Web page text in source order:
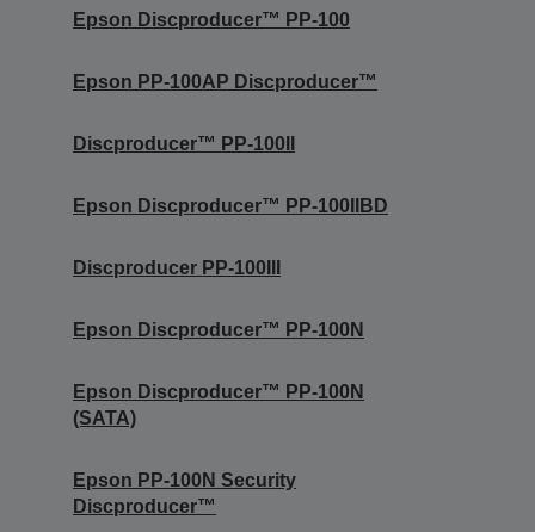
Epson Discproducer™ PP-100
Epson PP-100AP Discproducer™
Discproducer™ PP-100II
Epson Discproducer™ PP-100IIBD
Discproducer PP-100III
Epson Discproducer™ PP-100N
Epson Discproducer™ PP-100N
(SATA)
Epson PP-100N Security
Discproducer™